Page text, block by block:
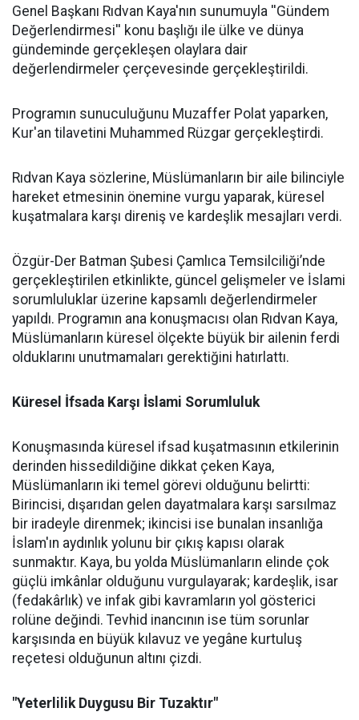
Genel Başkanı Rıdvan Kaya'nın sunumuyla ''Gündem
Değerlendirmesi'' konu başlığı ile ülke ve dünya
gündeminde gerçekleşen olaylara dair
değerlendirmeler çerçevesinde gerçekleştirildi.
Programın sunuculuğunu Muzaffer Polat yaparken,
Kur'an tilavetini Muhammed Rüzgar gerçekleştirdi.
Rıdvan Kaya sözlerine, Müslümanların bir aile bilinciyle
hareket etmesinin önemine vurgu yaparak, küresel
kuşatmalara karşı direniş ve kardeşlik mesajları verdi.
Özgür-Der Batman Şubesi Çamlıca Temsilciliği’nde
gerçekleştirilen etkinlikte, güncel gelişmeler ve İslami
sorumluluklar üzerine kapsamlı değerlendirmeler
yapıldı. Programın ana konuşmacısı olan Rıdvan Kaya,
Müslümanların küresel ölçekte büyük bir ailenin ferdi
olduklarını unutmamaları gerektiğini hatırlattı.
Küresel İfsada Karşı İslami Sorumluluk
Konuşmasında küresel ifsad kuşatmasının etkilerinin
derinden hissedildiğine dikkat çeken Kaya,
Müslümanların iki temel görevi olduğunu belirtti:
Birincisi, dışarıdan gelen dayatmalara karşı sarsılmaz
bir iradeyle direnmek; ikincisi ise bunalan insanlığa
İslam'ın aydınlık yolunu bir çıkış kapısı olarak
sunmaktır. Kaya, bu yolda Müslümanların elinde çok
güçlü imkânlar olduğunu vurgulayarak; kardeşlik, isar
(fedakârlık) ve infak gibi kavramların yol gösterici
rolüne değindi. Tevhid inancının ise tüm sorunlar
karşısında en büyük kılavuz ve yegâne kurtuluş
reçetesi olduğunun altını çizdi.
"Yeterlilik Duygusu Bir Tuzaktır"